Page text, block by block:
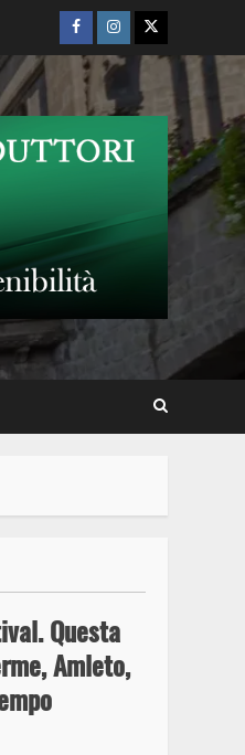
Facebook
Instagram
Twitter
Questa
Amleto,